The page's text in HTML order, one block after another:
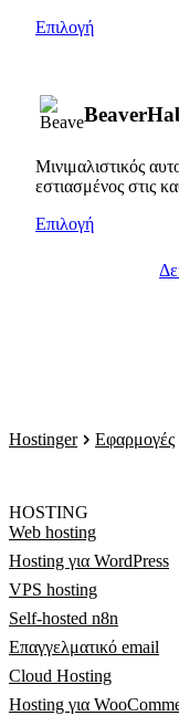
Επιλογή
Μινιμαλιστικός
εστιασμένος στις
Επιλογή
Hostinger Εφαρμογές
HOSTING
Web hosting
Hosting για WordPress
VPS hosting
Self-hosted n8n
Επαγγελματικό email
Cloud Hosting
Hosting για